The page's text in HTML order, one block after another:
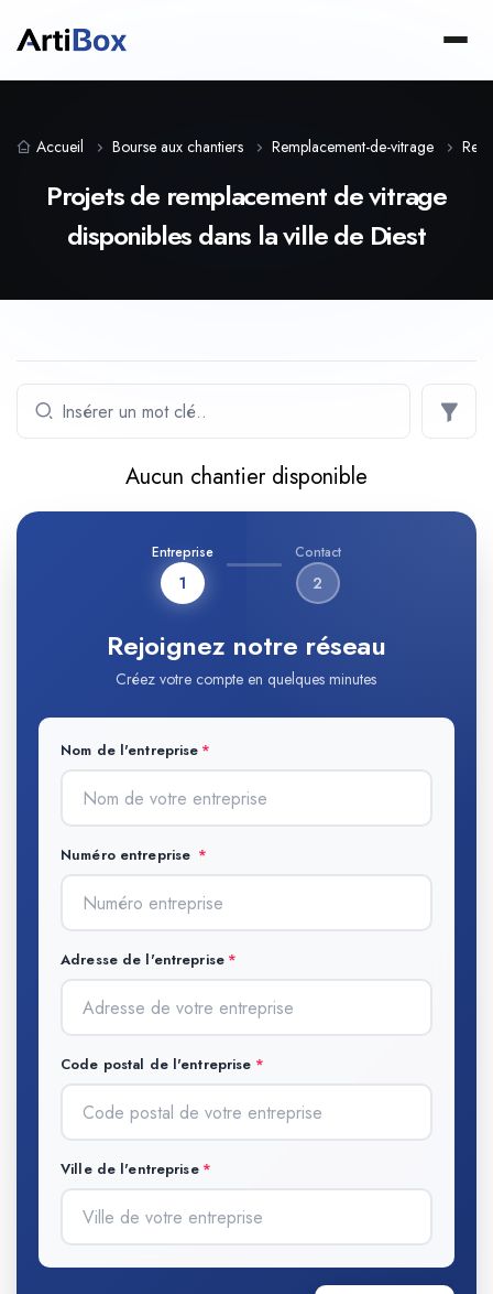
Accueil Bourse aux chantiers Remplacement-de-vitrage
Projets de remplacement de vitrage
disponibles dans la ville de Diest
Aucun chantier disponible
Entreprise
1
Contact
2
Rejoignez notre réseau
Créez votre compte en quelques minutes
Nom de l'entreprise
Numéro entreprise
Adresse de l'entreprise
Code postal de l'entreprise
Ville de l'entreprise